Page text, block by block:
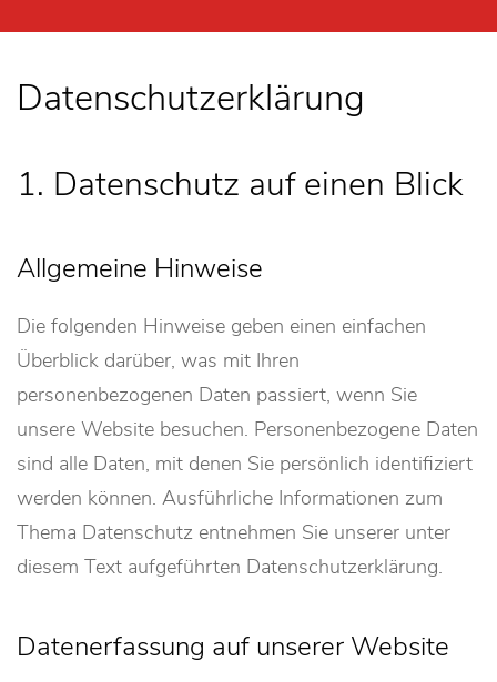
Datenschutzerklärung
1. Datenschutz auf einen Blick
Allgemeine Hinweise
Die folgenden Hinweise geben einen einfachen
Überblick darüber, was mit Ihren
personenbezogenen Daten passiert, wenn Sie
unsere Website besuchen. Personenbezogene Daten
sind alle Daten, mit denen Sie persönlich identifiziert
werden können. Ausführliche Informationen zum
Thema Datenschutz entnehmen Sie unserer unter
diesem Text aufgeführten Datenschutzerklärung.
Datenerfassung auf unserer Website